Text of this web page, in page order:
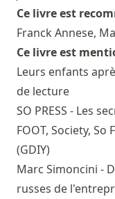
Ce livre est
Franck Annese,
Ce livre est
Leurs enfants
de lecture
SO PRESS - Les
FOOT, Society,
(GDIY)
Marc Simoncini -
russes de